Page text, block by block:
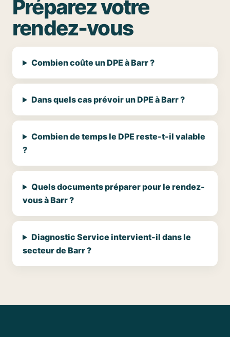
Préparez votre
rendez-vous
Combien coûte un DPE à Barr ?
Dans quels cas prévoir un DPE à Barr ?
Combien de temps le DPE reste-t-il valable
?
Quels documents préparer pour le rendez-
vous à Barr ?
Diagnostic Service intervient-il dans le
secteur de Barr ?